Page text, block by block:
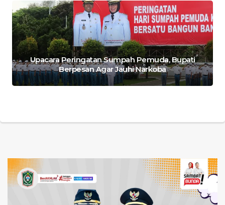
Upacara Peringatan Sumpah Pemuda, Bupati
Berpesan Agar Jauhi Narkoba